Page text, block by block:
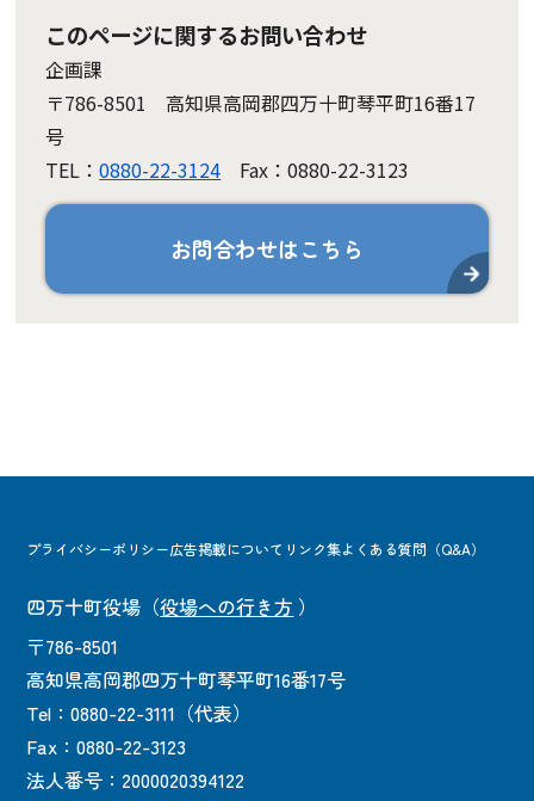
このページに関するお問い合わせ
企画課
〒786-8501 高知県高岡郡四万十町琴平町16番17
号
TEL：0880-22-3124 Fax：0880-22-3123
お問合わせはこちら
プライバシーポリシー広告掲載について リンク集よくある質問（Q&A）
四万十町役場 （役場への行き方 ）
〒786-8501
高知県高岡郡四万十町琴平町16番17号
Tel：0880-22-3111（代表）
Fax：0880-22-3123
法人番号：2000020394122